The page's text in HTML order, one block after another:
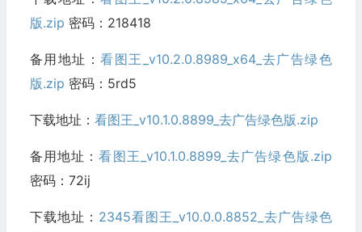
版.zip 密码：218418
备用地址：看图王_v10.2.0.8989_x64_去广告绿色
版.zip 密码：5rd5
下载地址： 看图王_v10.1.0.8899_去广告绿色版.zip
备用地址：看图王_v10.1.0.8899_去广告绿色版.zip
密码：72ij
下载地址： 2345看图王_v10.0.0.8852_去广告绿色